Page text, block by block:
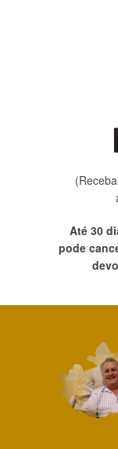
Até 30
pode